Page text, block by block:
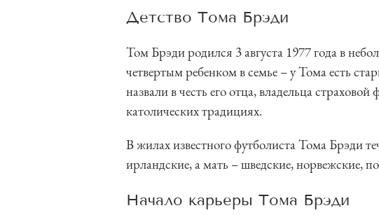
Детство Тома Брэди
Том Брэди родился 3 августа 1977 года в
четвертым ребенком в семье – у Тома есть
назвали в честь его отца, владельца
католических традициях.
В жилах известного футболиста Тома Брэди
ирландские, а мать – шведские, норвежские,
Начало карьеры Тома Брэди